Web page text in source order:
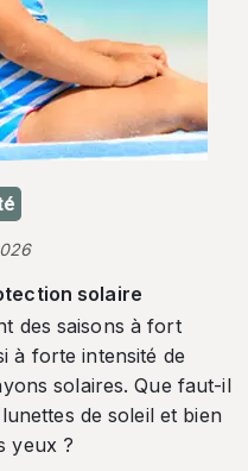
solaire
des saisons à fort
à forte intensité de
solaires. Que faut-il
de soleil et bien
yeux ?